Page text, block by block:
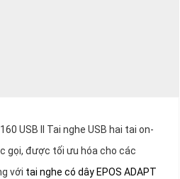
USB II Tai nghe USB hai tai on-
gọi, được tối ưu hóa cho các
với tai nghe có dây EPOS ADAPT